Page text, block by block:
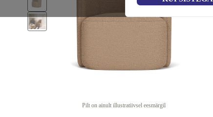
Pilt on ainult illustratiivsel eesmärgil